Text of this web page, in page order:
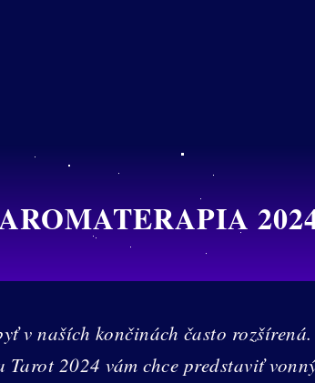
v naších končinách často
2024 vám chce predstaviť